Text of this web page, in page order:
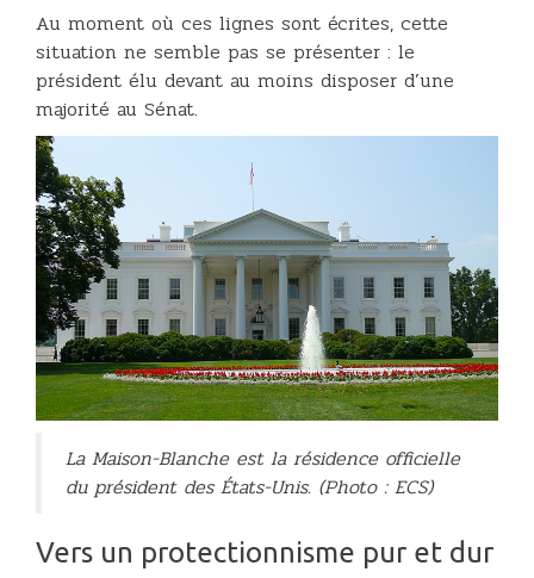
Au moment où ces lignes sont écrites, cette
situation ne semble pas se présenter : le
président élu devant au moins disposer d’une
majorité au Sénat.
La Maison-Blanche est la résidence officielle
du président des États-Unis. (Photo : ECS)
Vers un protectionnisme pur et dur